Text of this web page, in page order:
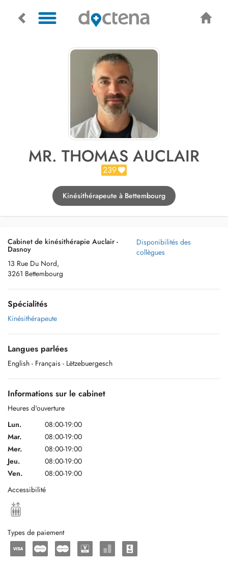
MR. THOMAS AUCLAIR
239
Kinésithérapeute à Bettembourg
Cabinet de kinésithérapie Auclair -
Dasnoy
13 Rue Du Nord,
3261 Bettembourg
Disponibilités des
collègues
Spécialités
Kinésithérapeute
Langues parlées
English - Français - Lëtzebuergesch
Informations sur le cabinet
Heures d'ouverture
Lun.
08:00-19:00
Mar.
08:00-19:00
Mer.
08:00-19:00
Jeu.
08:00-19:00
Ven.
08:00-19:00
Accessibilité
Types de paiement